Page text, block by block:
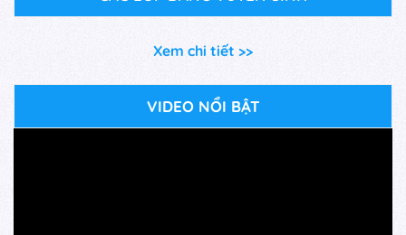
Xem chi tiết >>
VIDEO NỔI BẬT